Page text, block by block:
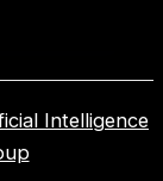
Intelligence